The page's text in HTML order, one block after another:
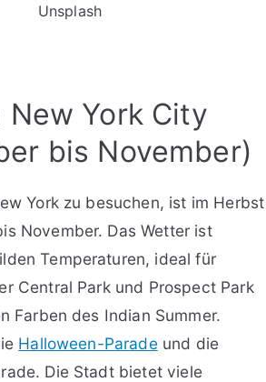
Unsplash
York City
bis November)
York zu besuchen, ist im Herbst
November. Das Wetter ist
Temperaturen, ideal für
Central Park und Prospect Park
Farben des Indian Summer.
Halloween-Paradeund die
Die Stadt bietet viele